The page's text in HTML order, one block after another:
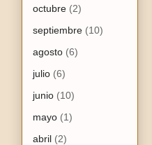
octubre (2)
septiembre (10)
agosto (6)
julio (6)
junio (10)
mayo (1)
abril (2)